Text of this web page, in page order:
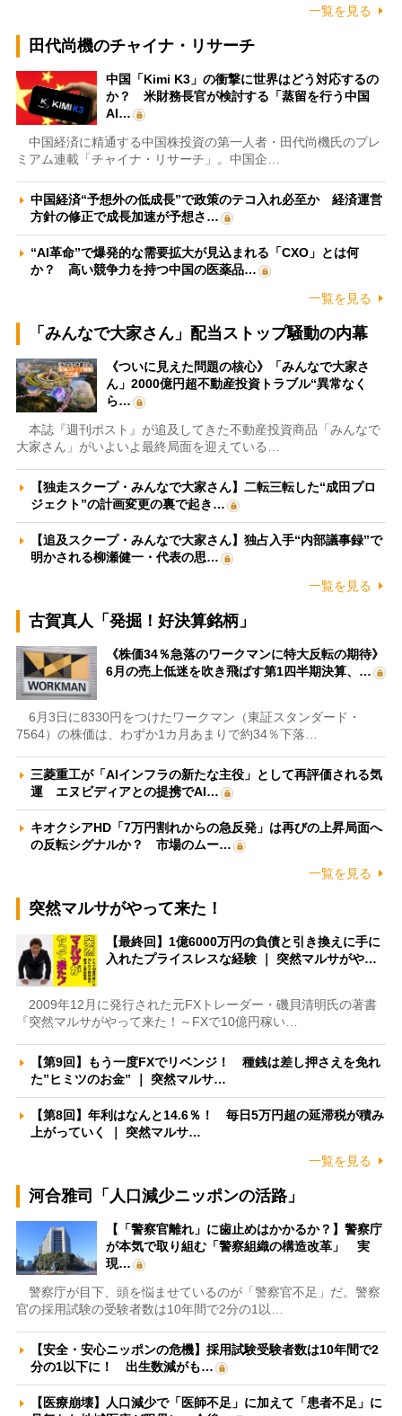
一覧を見る
田代尚機のチャイナ・リサーチ
中国「Kimi K3」の衝撃に世界はどう対応するの
か？ 米財務長官が検討する「蒸留を行う中国
AI…
中国経済に精通する中国株投資の第一人者・田代尚機氏のプレ
ミアム連載「チャイナ・リサーチ」。中国企…
中国経済“予想外の低成長”で政策のテコ入れ必至か 経済運営
方針の修正で成長加速が予想さ…
“AI革命”で爆発的な需要拡大が見込まれる「CXO」とは何
か？ 高い競争力を持つ中国の医薬品…
一覧を見る
「みんなで大家さん」配当ストップ騒動の内幕
《ついに見えた問題の核心》「みんなで大家さ
ん」2000億円超不動産投資トラブル“異常なく
ら…
本誌『週刊ポスト』が追及してきた不動産投資商品「みんなで
大家さん」がいよいよ最終局面を迎えている…
【独走スクープ・みんなで大家さん】二転三転した“成田プロ
ジェクト”の計画変更の裏で起き…
【追及スクープ・みんなで大家さん】独占入手“内部議事録”で
明かされる柳瀬健一・代表の思…
一覧を見る
古賀真人「発掘！好決算銘柄」
《株価34％急落のワークマンに特大反転の期待》
6月の売上低迷を吹き飛ばす第1四半期決算、…
6月3日に8330円をつけたワークマン（東証スタンダード・
7564）の株価は、わずか1カ月あまりで約34％下落…
三菱重工が「AIインフラの新たな主役」として再評価される気
運 エヌビディアとの提携でAI…
キオクシアHD「7万円割れからの急反発」は再びの上昇局面へ
の反転シグナルか？ 市場のムー…
一覧を見る
突然マルサがやって来た！
【最終回】1億6000万円の負債と引き換えに手に
入れたプライスレスな経験 ｜ 突然マルサがや…
2009年12月に発行された元FXトレーダー・磯貝清明氏の著書
『突然マルサがやって来た！～FXで10億円稼い…
【第9回】もう一度FXでリベンジ！ 種銭は差し押さえを免れ
た”ヒミツのお金” ｜ 突然マルサ…
【第8回】年利はなんと14.6％！ 毎日5万円超の延滞税が積み
上がっていく ｜ 突然マルサ…
一覧を見る
河合雅司「人口減少ニッポンの活路」
【「警察官離れ」に歯止めはかかるか？】警察庁
が本気で取り組む「警察組織の構造改革」 実
現…
警察庁が目下、頭を悩ませているのが「警察官不足」だ。警察
官の採用試験の受験者数は10年間で2分の1以…
【安全・安心ニッポンの危機】採用試験受験者数は10年間で2
分の1以下に！ 出生数減がも…
【医療崩壊】人口減少で「医師不足」に加えて「患者不足」に